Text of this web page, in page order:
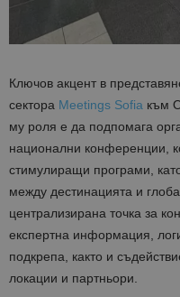
Ключов акцент в
сектора Meetings Sofia към
му роля е да подпомага
национални конференции,
стимулиращи програми,
между дестинацията и
централизирана точка за
експертна информация,
подкрепа, както и
локации и партньори.